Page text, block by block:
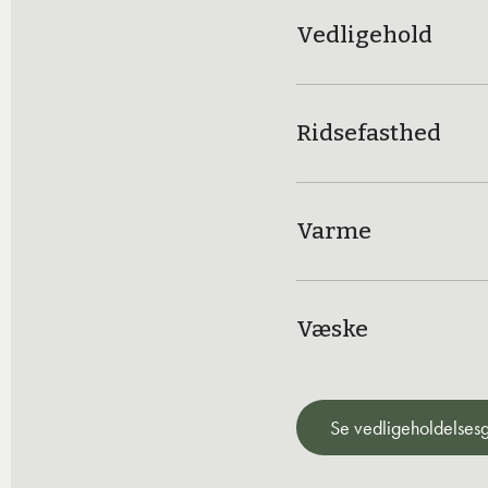
Vedligehold
Ridsefasthed
Varme
Væske
Se